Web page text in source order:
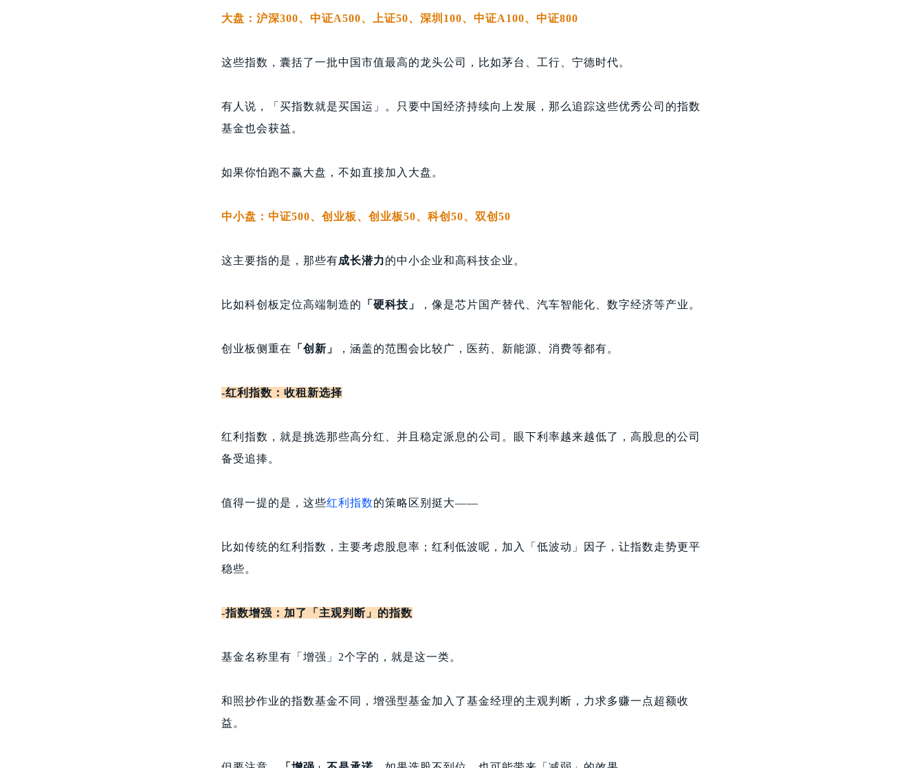
大盘：沪深300、中证A500、上证50、深圳100、中证A100、中证800
这些指数，囊括了一批中国市值最高的龙头公司，比如茅台、工行、宁德时代。
有人说，「买指数就是买国运」。只要中国经济持续向上发展，那么追踪这些优秀公司的指数
基金也会获益。
如果你怕跑不赢大盘，不如直接加入大盘。
中小盘：中证500、创业板、创业板50、科创50、双创50
这主要指的是，那些有成长潜力的中小企业和高科技企业。
比如科创板定位高端制造的 「硬科技」 ，像是芯片国产替代、汽车智能化、数字经济等产业。
创业板侧重在 「创新」 ，涵盖的范围会比较广，医药、新能源、消费等都有。
-红利指数：收租新选择
红利指数，就是挑选那些高分红、并且稳定派息的公司。眼下利率越来越低了，高股息的公司
备受追捧。
值得一提的是，这些红利指数的策略区别挺大——
比如传统的红利指数，主要考虑股息率；红利低波呢，加入「低波动」因子，让指数走势更平
稳些。
-指数增强：加了「主观判断」的指数
基金名称里有「增强」2个字的，就是这一类。
和照抄作业的指数基金不同，增强型基金加入了基金经理的主观判断，力求多赚一点超额收
益。